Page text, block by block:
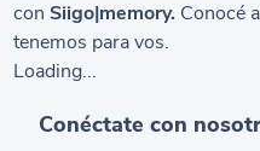
conSiigo|memory. Conocé
tenemos para vos.
Loading...
Conéctate con